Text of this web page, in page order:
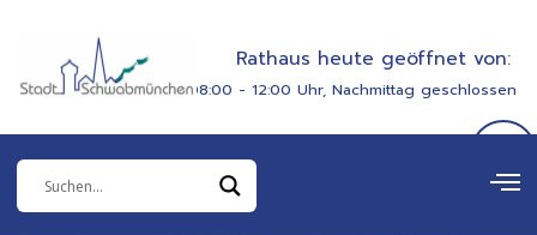
springen
Rathaus heute geöffnet von:
08:00 - 12:00 Uhr, Nachmittag geschlossen